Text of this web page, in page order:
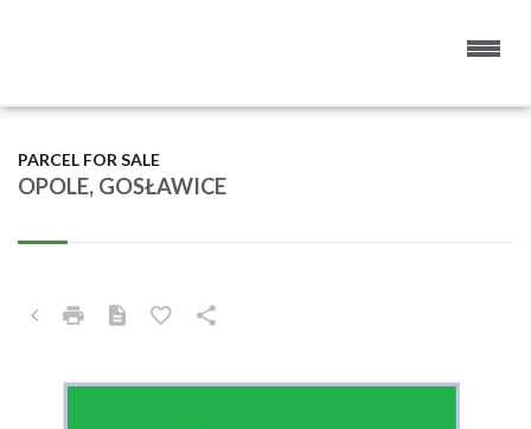
OPOLE, GOSŁAWICE
PARCEL FOR SALE